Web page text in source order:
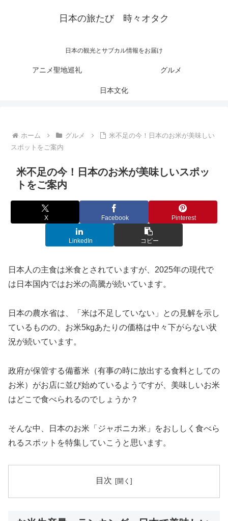
日本の旅たび 時々オタク
日本の観光とサブカル情報をお届け
アニメ聖地巡礼 グルメ
日本文化
ホーム グルメ
米不足の今！日本のお米が美味しい
スポットをご案内
米不足の今！日本のお米が美味しいスポッ
トをご案内
X Facebook Pinterest
LinkedIn コピー
日本人の主食は米食とされていますが、2025年の現代で
は日本国内ではお米の高騰が続いています。
日本の農水省は、「米は不足していない」との見解を示し
ているものの、お米5kgあたりの価格は中々下がらない状
況が続いています。
政府が保管する備蓄米（有事の時に放出する食料としての
お米）がお店に並び始めているようですが、美味しいお米
はどこで食べられるのでしょうか？
そんな中、日本のお米「ジャポニカ米」をおししく食べら
れるスポットを特集していこうと思います。
目次